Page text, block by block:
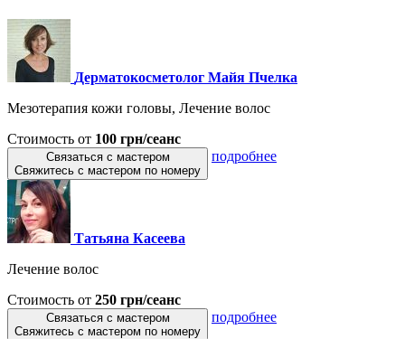
Дерматокосметолог Майя Пчелка
Мезотерапия кожи головы, Лечение волос
Стоимость от 100 грн/сеанс
Связаться с мастером
Свяжитесь с мастером по номеру
подробнее
Татьяна Касеева
Лечение волос
Стоимость от 250 грн/сеанс
Связаться с мастером
Свяжитесь с мастером по номеру
подробнее